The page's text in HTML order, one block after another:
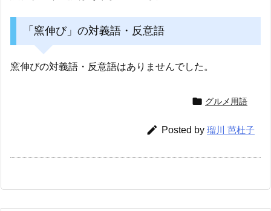
「窯伸び」の対義語・反意語
窯伸びの対義語・反意語はありませんでした。
 グルメ用語
 Posted by 瑠川 芭杜子